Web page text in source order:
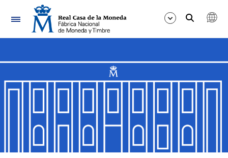
Navegación
Mostrar/Ocultar
Mostrar/Ocultar
Mostrar/Ocultar